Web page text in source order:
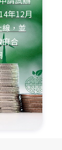
年12月
線，並
府合